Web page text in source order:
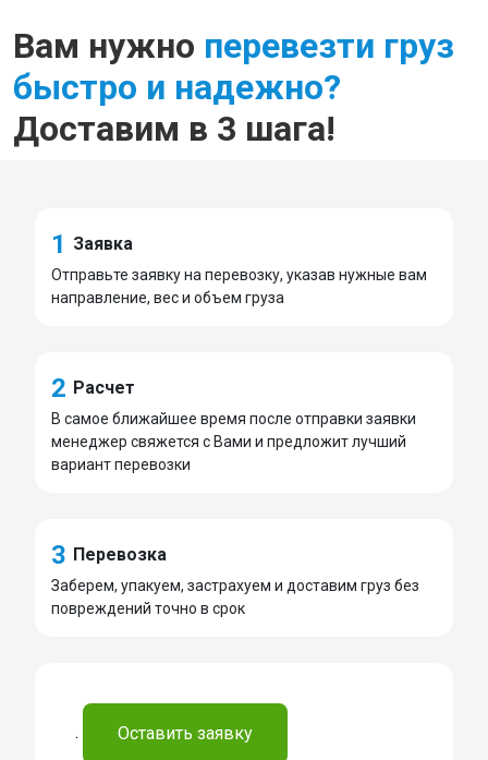
Вам нужно перевезти груз
быстро и надежно?
Доставим в 3 шага!
1 Заявка
Отправьте заявку на перевозку, указав нужные вам
направление, вес и объем груза
2 Расчет
В самое ближайшее время после отправки заявки
менеджер свяжется с Вами и предложит лучший
вариант перевозки
3 Перевозка
Заберем, упакуем, застрахуем и доставим груз без
повреждений точно в срок
. Оставить заявку